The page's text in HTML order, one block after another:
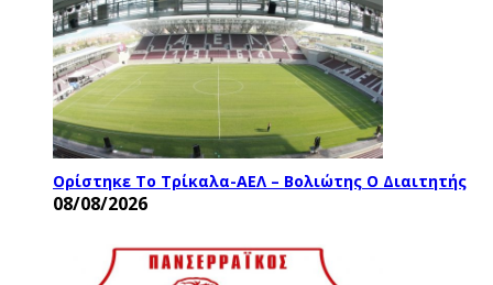
Ορίστηκε Το Τρίκαλα-ΑΕΛ – Βολιώτης Ο Διαιτητής
08/08/2026